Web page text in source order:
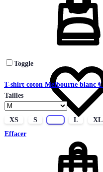
Toggle
T-shirt coton Melbourne blanc €
Tailles
XS S L XL
Effacer